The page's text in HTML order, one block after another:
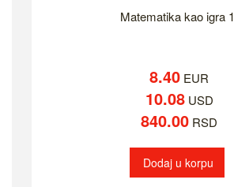
Matematika kao igra 1
8.40 EUR
10.08USD
840.00 RSD
Dodaj u korpu